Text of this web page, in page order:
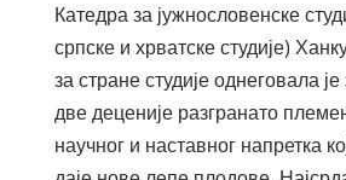
Катедра за јужнословенске
српске и хрватске студије)
за стране студије однеговала
две деценије разгранато
научног и наставног напретка